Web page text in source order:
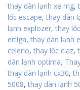
thay dàn lạnh xe mg,
lốc escape, thay dàn
lạnh explozer, thay
ertiga, thay dàn lạnh
celerio, thay lốc ciaz,
dàn lạnh optima,
thay dàn lạnh cx30,
5008, thay dàn lạnh